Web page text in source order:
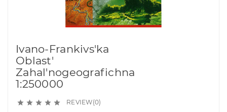
Ivano-Frankivs'ka
Oblast'
Zahal'nogeografichna
1:250000
     REVIEW(0)